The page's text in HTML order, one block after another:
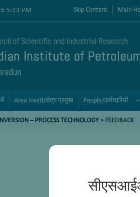
5:23 PM Skip Content Main
Area Head/क्षेत्र प्रमुख People/कर्मचारियों
– PROCESS TECHNOLOGY > FEEDBACK